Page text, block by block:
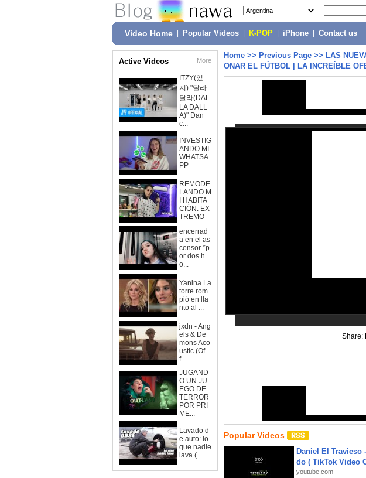
Video Home Popular Videos K-POP iPhone Contact us
Active Videos More
ITZY(있
지) "달라
달라(DAL
LA DALL
A)" Dan
c...
INVESTIG
ANDO MI
WHATSA
PP
REMODE
LANDO M
I HABITA
CIÓN: EX
TREMO
encerrad
a en el as
censor *p
or dos h
o...
Yanina La
torre rom
pió en lla
nto al ...
jxdn - Ang
els & De
mons Aco
ustic (Of
f...
JUGAND
O UN JU
EGO DE
TERROR
POR PRI
ME...
Lavado d
e auto: lo
que nadie
lava (...
Home >> Previous Page >> LAS
ONAR EL FÚTBOL | LA INCREÍBLE
Share:
Popular Videos
Daniel El Travieso
do ( TikTok Video
youtube.com